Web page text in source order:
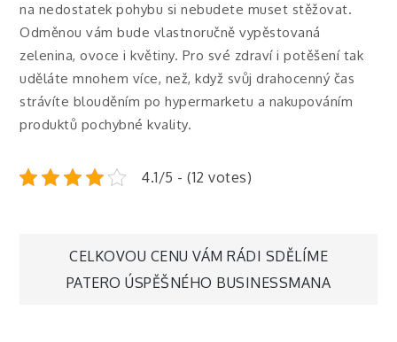
na nedostatek pohybu si nebudete muset stěžovat.
Odměnou vám bude vlastnoručně vypěstovaná
zelenina, ovoce i květiny. Pro své zdraví i potěšení tak
uděláte mnohem více, než, když svůj drahocenný čas
strávíte blouděním po hypermarketu a nakupováním
produktů pochybné kvality.
4.1/5 - (12 votes)
Navigace
CELKOVOU CENU VÁM RÁDI SDĚLÍME
PATERO ÚSPĚŠNÉHO BUSINESSMANA